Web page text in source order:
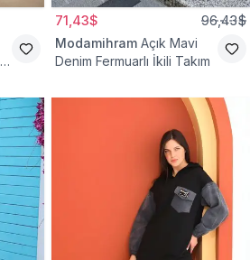
71,43$ 96,43$
Modamihram Açık Mavi
Denim Fermuarlı İkili Takım